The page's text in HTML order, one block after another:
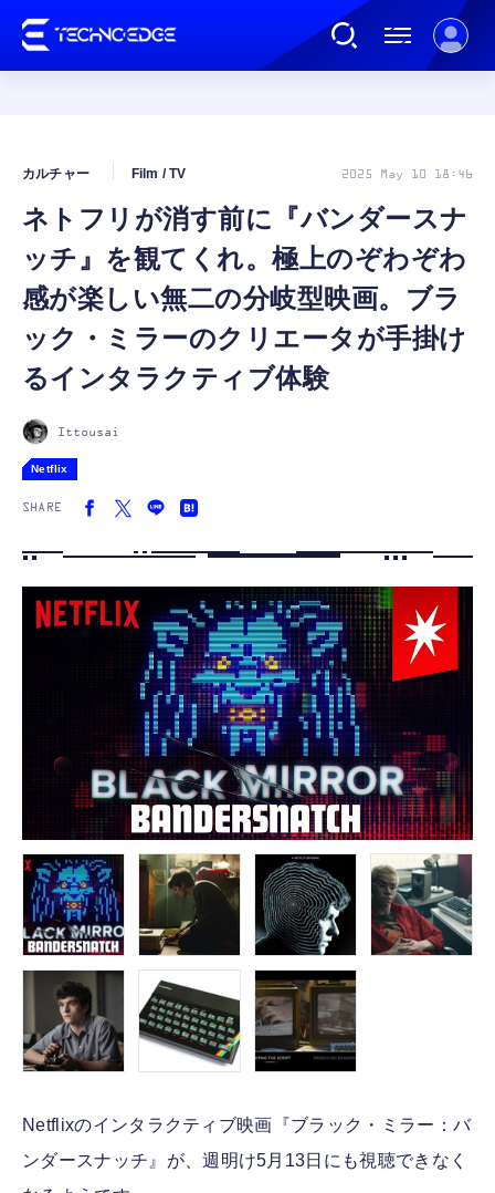
AI
ガジェット
ゲーム
FOLLOW US
ネトフリが消す前に『バンダースナ
ッチ』を観てくれ。極上のぞわぞわ
感が楽しい無二の分岐型映画。ブラ
ック・ミラーのクリエータが手掛け
るインタラクティブ体験
カルチャー Film / TV 2025 May 10 18:46
Ittousai
Netflix
SHARE
Netflixのインタラクティブ映画『ブラック・ミラー：バ
ンダースナッチ』が、週明け5月13日にも視聴できなく